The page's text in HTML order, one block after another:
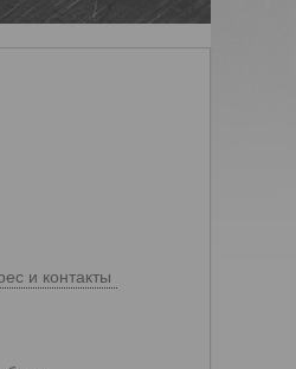
и контакты